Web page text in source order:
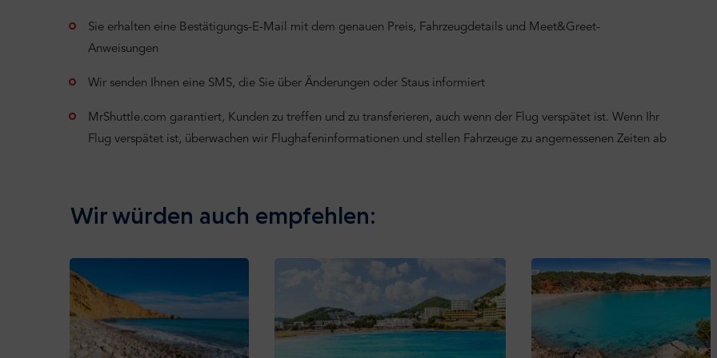
Sie erhalten eine Bestätigungs-E-Mail mit dem genauen Preis, Fahrzeugdetails und Meet&Greet-
Anweisungen
Wir senden Ihnen eine SMS, die Sie über Änderungen oder Staus informiert
MrShuttle.com garantiert, Kunden zu treffen und zu transferieren, auch wenn der Flug verspätet ist. Wenn Ihr
Flug verspätet ist, überwachen wir Flughafeninformationen und stellen Fahrzeuge zu angemessenen Zeiten ab
Wir würden auch empfehlen: